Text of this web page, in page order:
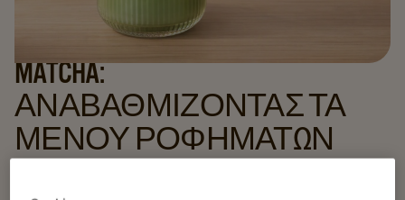
MATCHA:
ΑΝΑΒΑΘΜΙΖΟΝΤΑΣ ΤΑ
ΜΕΝΟΥ ΡΟΦΗΜΑΤΩΝ